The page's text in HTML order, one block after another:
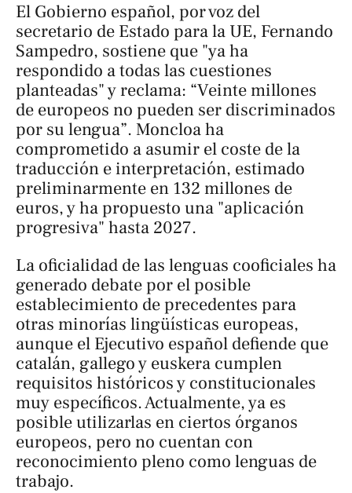
El Gobierno español, por voz del
secretario de Estado para la UE, Fernando
Sampedro, sostiene que "ya ha
respondido a todas las cuestiones
planteadas" y reclama: “Veinte millones
de europeos no pueden ser discriminados
por su lengua”. Moncloa ha
comprometido a asumir el coste de la
traducción e interpretación, estimado
preliminarmente en 132 millones de
euros, y ha propuesto una "aplicación
progresiva" hasta 2027.
La oficialidad de las lenguas cooficiales ha
generado debate por el posible
establecimiento de precedentes para
otras minorías lingüísticas europeas,
aunque el Ejecutivo español defiende que
catalán, gallego y euskera cumplen
requisitos históricos y constitucionales
muy específicos. Actualmente, ya es
posible utilizarlas en ciertos órganos
europeos, pero no cuentan con
reconocimiento pleno como lenguas de
trabajo.